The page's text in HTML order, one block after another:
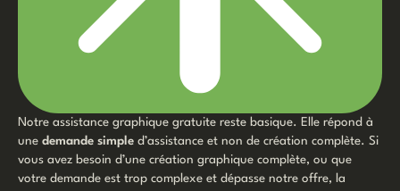
Notre assistance graphique gratuite reste basique. Elle répond à
une demande simple d’assistance et non de création complète. Si
vous avez besoin d’une création graphique complète, ou que
votre demande est trop complexe et dépasse notre offre, la